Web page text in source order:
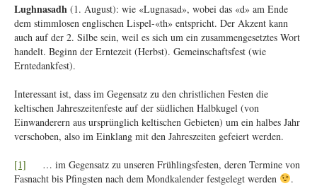
Lughnasadh (1. August): wie «Lugnasad», wobei das «d» am Ende
dem stimmlosen englischen Lispel-«th» entspricht. Der Akzent kann
auch auf der 2. Silbe sein, weil es sich um ein zusammengesetztes Wort
handelt. Beginn der Erntezeit (Herbst). Gemeinschaftsfest (wie
Erntedankfest).
Interessant ist, dass im Gegensatz zu den christlichen Festen die
keltischen Jahreszeitenfeste auf der südlichen Halbkugel (von
Einwanderern aus ursprünglich keltischen Gebieten) um ein halbes Jahr
verschoben, also im Einklang mit den Jahreszeiten gefeiert werden.
[1] … im Gegensatz zu unseren Frühlingsfesten, deren Termine von
Fasnacht bis Pfingsten nach dem Mondkalender festgelegt werden
.